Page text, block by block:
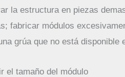
la estructura en piezas
fabricar módulos
grúa que no está disponible
el tamaño del módulo